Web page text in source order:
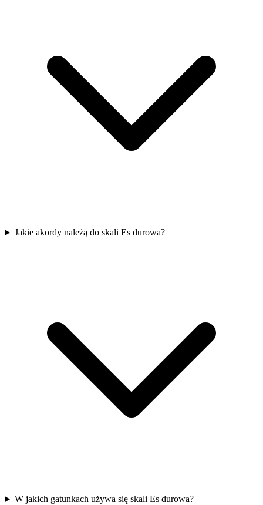
Jakie akordy należą do skali Es durowa?
W jakich gatunkach używa się skali Es durowa?